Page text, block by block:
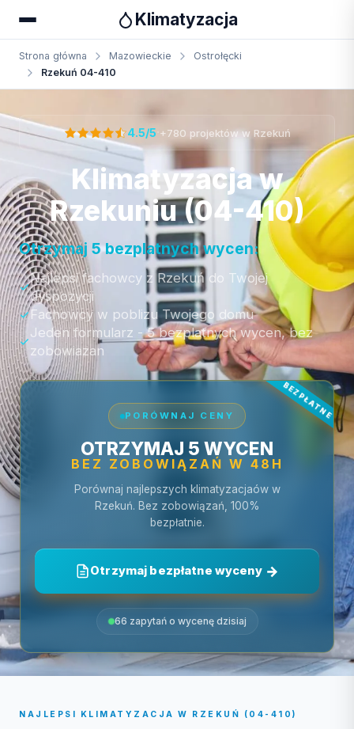
Klimatyzacja
Strona główna Mazowieckie
Ostrołęcki
Rzekuń 04-410
Otrzymaj bezpłatną wycenę
4.5/5 +780 projektów w Rzekuń
Klimatyzacja w
Rzekuniu (04-410)
Otrzymaj 5 bezplatnych wycen:
Najlepsi fachowcy z Rzekuń do Twojej
dyspozycji
Fachowcy w poblizu Twojego domu
Jeden formularz - 5 bezplatnych wycen, bez
zobowiazan
PORÓWNAJ CENY
OTRZYMAJ 5 WYCEN
BEZ ZOBOWIĄZAŃ W 48H
Porównaj najlepszych klimatyzacjaów w
Rzekuń. Bez zobowiązań, 100%
bezpłatnie.
Otrzymaj bezpłatne wyceny
66 zapytań o wycenę dzisiaj
NAJLEPSI KLIMATYZACJA W RZEKUŃ (04-410)